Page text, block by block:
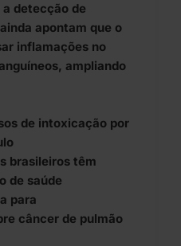
detecção de
apontam que o
inflamações no
ampliando
de intoxicação por
brasileiros têm
de saúde
para
câncer de pulmão